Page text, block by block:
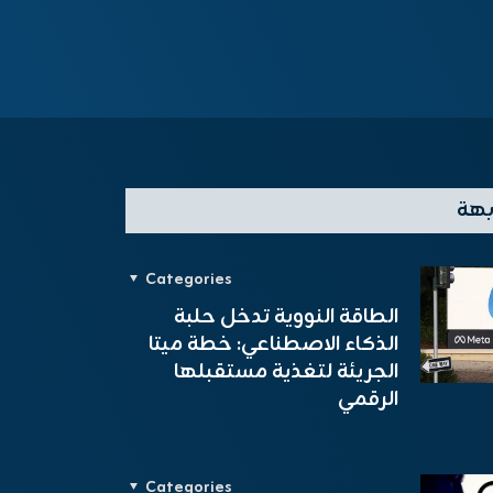
Categories
الطاقة النووية تدخل حلبة
الذكاء الاصطناعي: خطة ميتا
الجريئة لتغذية مستقبلها
الرقمي